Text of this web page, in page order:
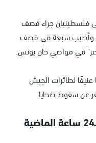
فلسطينيان جراء قصف
وأصيب سبعة في قصف
في مواصي خان يونس.
لطائرات الجيش
عن سقوط ضحايا.